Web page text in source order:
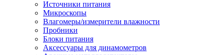
Источники питания
Микроскопы
Влагомеры/измерители влажности
Пробники
Блоки питания
Аксессуары для динамометров